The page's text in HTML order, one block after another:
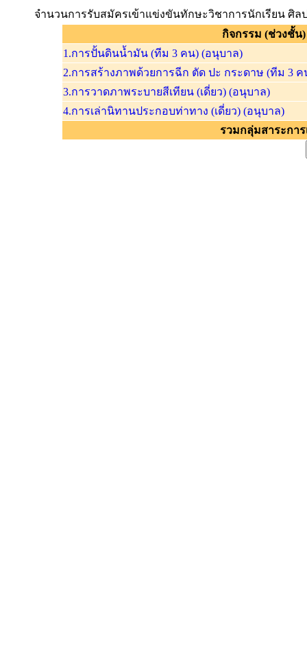
จำนวนการรับสมัครเข้าแข่งขันทักษะวิชาการนักเรียน ศิล
กิจกรรม (ช่วงชั้น)
1.การปั้นดินน้ำมัน (ทีม 3 คน) (อนุบาล)
2.การสร้างภาพด้วยการฉีก ตัด ปะ กระดาษ (ทีม 3
3.การวาดภาพระบายสีเทียน (เดี่ยว) (อนุบาล)
4.การเล่านิทานประกอบท่าทาง (เดี่ยว) (อนุบาล)
รวมกลุ่มสาระการ